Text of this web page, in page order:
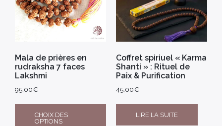
Mala de prières en
rudraksha 7 faces
Lakshmi
95,00€
CHOIX DES
OPTIONS
Coffret spiriuel « Karma
Shanti » : Rituel de
Paix & Purification
45,00€
LIRE LA SUITE